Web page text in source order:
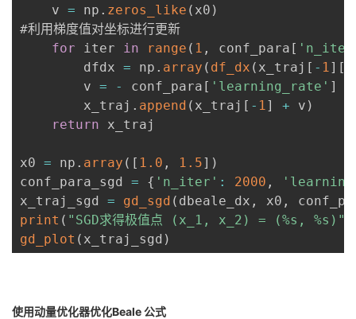
    v
= np . zeros_like ( x0 )
#利用梯度值对坐标进行更新
for iter in range ( 1 , conf_para [
        dfdx
= np . array ( df_dx ( x_traj [ - 1] [
        v
= - conf_para [ 'learning_rate' ]
        x_traj
. append ( x_traj [ - 1] + v )
return x_traj
x0 = np . array ( [ 1.0 , 1.5] )
conf_para_sgd = { 'n_iter' : 2000 ,
x_traj_sgd = gd_sgd ( dbeale_dx , x0 ,
print ( "SGD求得极值点 (x_1, x_2) = (%s, %s)"
gd_plot ( x_traj_sgd )
使用动量优化器优化Beale 公式